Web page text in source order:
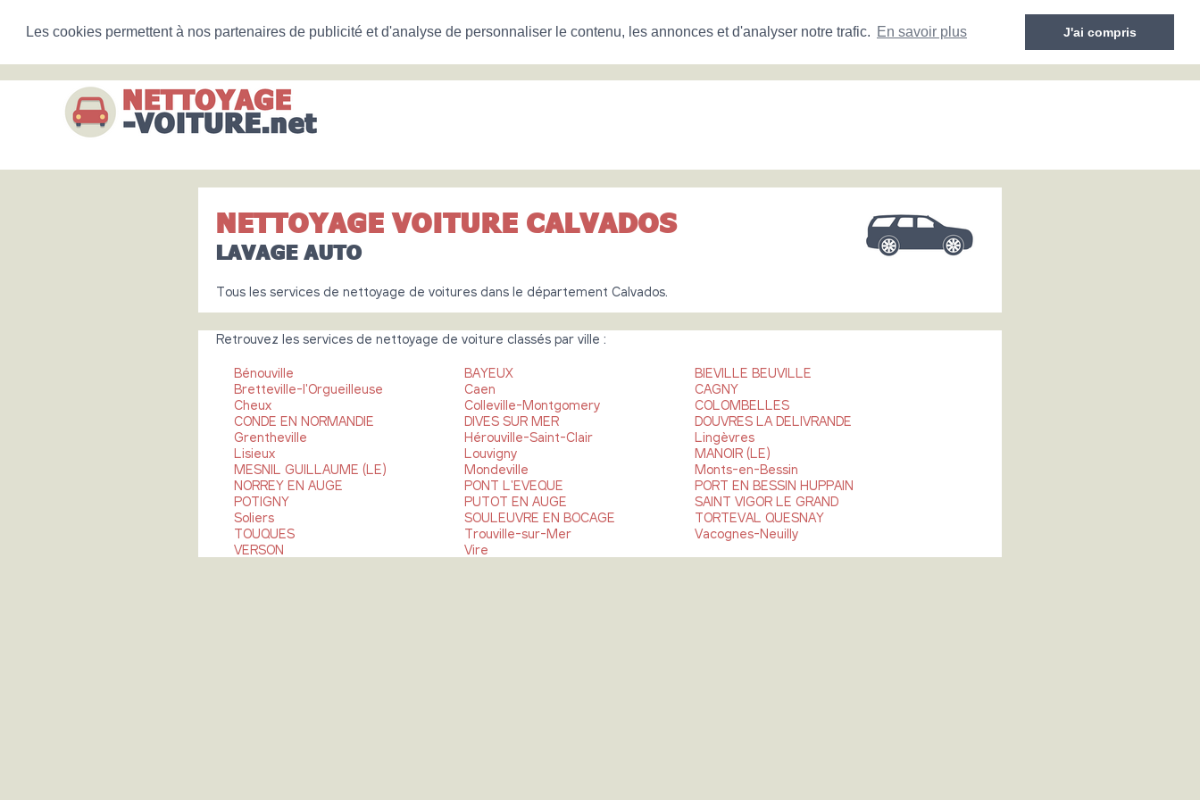
Les cookies permettent à nos partenaires de publicité et d'analyse de personnaliser le contenu, les annonces et d'analyser notre trafic. En savoir plus J'ai compris
NETTOYAGE VOITURE CALVADOS
LAVAGE AUTO
Tous les services de nettoyage de voitures dans le département Calvados.
Retrouvez les services de nettoyage de voiture classés par ville :
Bénouville BAYEUX
BIEVILLE BEUVILLE
Bretteville-l'Orgueilleuse
Caen
CAGNY
Cheux
Colleville-Montgomery
COLOMBELLES
CONDE EN NORMANDIE
DIVES SUR MER
DOUVRES LA DELIVRANDE
Grentheville
Hérouville-Saint-Clair
Lingèvres
Lisieux
Louvigny
MANOIR (LE)
MESNIL GUILLAUME (LE)
Mondeville
Monts-en-Bessin
NORREY EN AUGE
PONT L'EVEQUE
PORT EN BESSIN HUPPAIN
POTIGNY
PUTOT EN AUGE
SAINT VIGOR LE GRAND
Soliers
SOULEUVRE EN BOCAGE
TORTEVAL QUESNAY
TOUQUES
Trouville-sur-Mer
Vacognes-Neuilly
VERSON
Vire